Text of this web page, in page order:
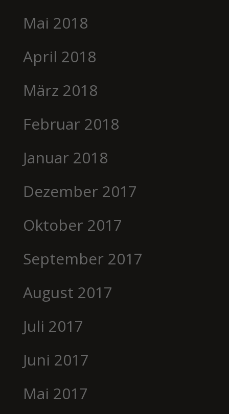
Mai 2018
April 2018
März 2018
Februar 2018
Januar 2018
Dezember 2017
Oktober 2017
September 2017
August 2017
Juli 2017
Juni 2017
Mai 2017